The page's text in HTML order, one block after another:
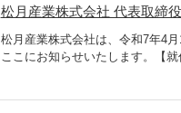
松月産業株式会社 代表取締
松月産業株式会社は、令和7年4
ここにお知らせいたします。【